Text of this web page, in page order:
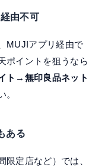
由不可
MUJIアプリ経由で
ポイントを狙うなら
ト→無印良品ネット
。
ある
定店など）では、